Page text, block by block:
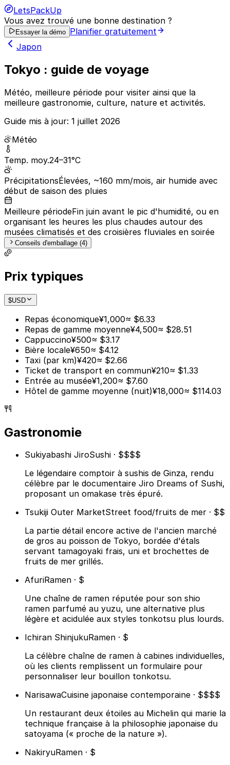
LetsPackUp
Vous avez trouvé une bonne destination ?
Essayer la démo Planifier gratuitement
Japon
Tokyo : guide de voyage
Météo, meilleure période pour visiter ainsi que la
meilleure gastronomie, culture, nature et activités.
Guide mis à jour: 1 juillet 2026
Météo
Temp. moy.24–31°C
PrécipitationsÉlevées, ~160 mm/mois, air humide avec
début de saison des pluies
Meilleure périodeFin juin avant le pic d'humidité, ou en
organisant les heures les plus chaudes autour des
musées climatisés et des croisières fluviales en soirée
Conseils d'emballage (4)
Prix typiques
$USD
Repas économique¥1,000≈ $6.33
Repas de gamme moyenne¥4,500≈ $28.51
Cappuccino¥500≈ $3.17
Bière locale¥650≈ $4.12
Taxi (par km)¥420≈ $2.66
Ticket de transport en commun¥210≈ $1.33
Entrée au musée¥1,200≈ $7.60
Hôtel de gamme moyenne (nuit)¥18,000≈ $114.03
Gastronomie
Sukiyabashi JiroSushi · $$$$
Le légendaire comptoir à sushis de Ginza, rendu
célèbre par le documentaire Jiro Dreams of Sushi,
proposant un omakase très épuré.
Tsukiji Outer MarketStreet food/fruits de mer · $$
La partie détail encore active de l'ancien marché
de gros au poisson de Tokyo, bordée d'étals
servant tamagoyaki frais, uni et brochettes de
fruits de mer grillés.
AfuriRamen · $
Une chaîne de ramen réputée pour son shio
ramen parfumé au yuzu, une alternative plus
légère et acidulée aux styles tonkotsu plus lourds.
Ichiran ShinjukuRamen · $
La célèbre chaîne de ramen à cabines individuelles,
où les clients remplissent un formulaire pour
personnaliser leur bouillon tonkotsu.
NarisawaCuisine japonaise contemporaine · $$$$
Un restaurant deux étoiles au Michelin qui marie la
technique française à la philosophie japonaise du
satoyama (« proche de la nature »).
NakiryuRamen · $